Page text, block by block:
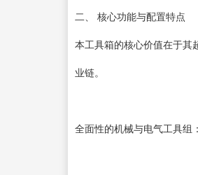
二、 核心功能与配置特点
本工具箱的核心价值在于其
业链。
全面性的机械与电气工具组：